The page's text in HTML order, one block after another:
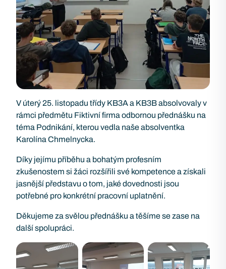
V úterý 25. listopadu třídy KB3A a KB3B absolvovaly v
rámci předmětu Fiktivní firma odbornou přednášku na
téma Podnikání, kterou vedla naše absolventka
Karolína Chmelnycka.
Díky jejímu příběhu a bohatým profesním
zkušenostem si žáci rozšířili své kompetence a získali
jasnější představu o tom, jaké dovednosti jsou
potřebné pro konkrétní pracovní uplatnění.
Děkujeme za svělou přednášku a těšíme se zase na
další spolupráci.